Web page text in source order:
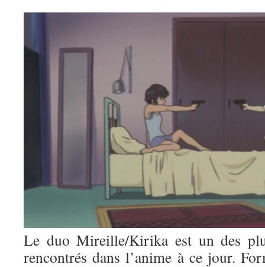
Le duo Mireille/Kirika est un des
rencontrés dans l’anime à ce jour.